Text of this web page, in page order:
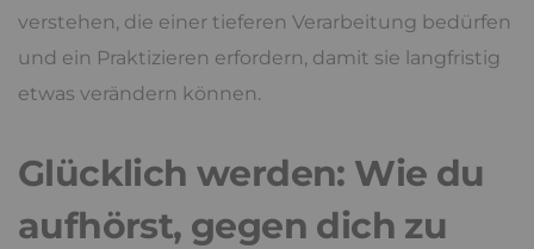
verstehen, die einer tieferen Verarbeitung bedürfen
und ein Praktizieren erfordern, damit sie langfristig
etwas verändern können.
Glücklich werden: Wie du
aufhörst, gegen dich zu